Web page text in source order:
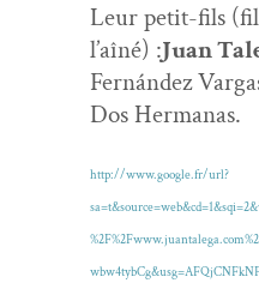
Leur petit-fils
l’aîné) :Juan
Fer­nán­dez
Dos Hermanas.
http://www.google.fr/url?